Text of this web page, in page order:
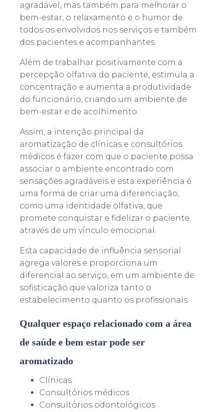
agradável, mas também para melhorar o
bem-estar, o relaxamento e o humor de
todos os envolvidos nos serviços e também
dos pacientes e acompanhantes.
Além de trabalhar positivamente com a
percepção olfativa do paciente, estimula a
concentração e aumenta a produtividade
do funcionário, criando um ambiente de
bem-estar e de acolhimento.
Assim, a intenção principal da
aromatização de clínicas e consultórios
médicos é fazer com que o paciente possa
associar o ambiente encontrado com
sensações agradáveis e esta experiência é
uma forma de criar uma diferenciação,
como uma identidade olfativa, que
promete conquistar e fidelizar o paciente
através de um vínculo emocional.
Esta capacidade de influência sensorial
agrega valores e proporciona um
diferencial ao serviço, em um ambiente de
sofisticação que valoriza tanto o
estabelecimento quanto os profissionais.
Qualquer espaço relacionado com a área
de saúde e bem estar pode ser
aromatizado
Clínicas
Consultórios médicos
Consultórios odontológicos